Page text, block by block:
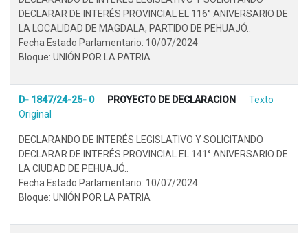
DECLARAR DE INTERÉS PROVINCIAL EL 116° ANIVERSARIO DE
LA LOCALIDAD DE MAGDALA, PARTIDO DE PEHUAJÓ..
Fecha Estado Parlamentario: 10/07/2024
Bloque: UNIÓN POR LA PATRIA
D- 1847/24-25- 0 PROYECTO DE DECLARACION
Texto
Original
DECLARANDO DE INTERÉS LEGISLATIVO Y SOLICITANDO
DECLARAR DE INTERÉS PROVINCIAL EL 141° ANIVERSARIO DE
LA CIUDAD DE PEHUAJÓ..
Fecha Estado Parlamentario: 10/07/2024
Bloque: UNIÓN POR LA PATRIA